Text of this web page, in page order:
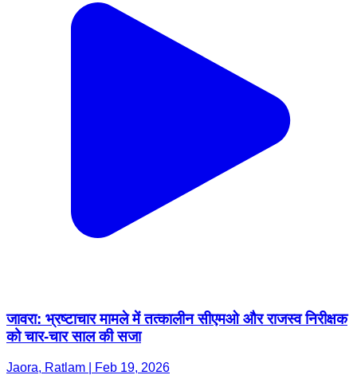
जावरा: भ्रष्टाचार मामले में तत्कालीन सीएमओ और राजस्व निरीक्षक
को चार-चार साल की सजा
Jaora, Ratlam | Feb 19, 2026